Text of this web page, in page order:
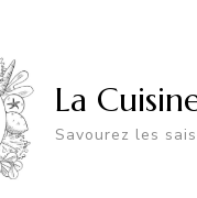
La
Savourez les